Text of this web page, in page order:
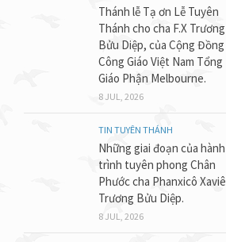
Thánh lễ Tạ ơn Lễ Tuyên
Thánh cho cha F.X Trương
Bửu Diệp, của Cộng Đồng
Công Giáo Việt Nam Tổng
Giáo Phận Melbourne.
8 JUL, 2026
TIN TUYÊN THÁNH
Những giai đoạn của hành
trình tuyên phong Chân
Phước cha Phanxicô Xaviê
Trương Bửu Diệp.
8 JUL, 2026